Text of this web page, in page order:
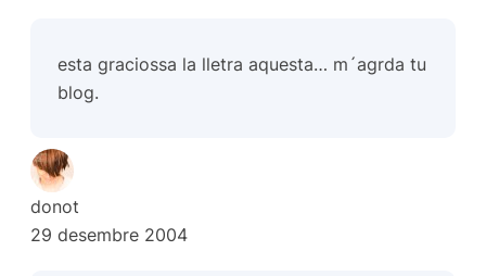
esta graciossa la lletra aquesta… m´agrda tu
blog.
donot
29 desembre 2004